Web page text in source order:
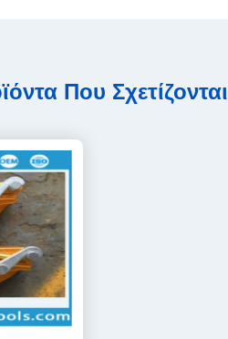
Που Σχετίζονται